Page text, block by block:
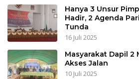
Hanya 3 Unsur
Hadir, 2 Agenda
Tunda
16 Juli 2025
Masyarakat Dapil 2
Akses Jalan
10 Juli 2025